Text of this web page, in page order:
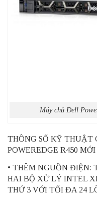
Máy chủ Dell
THÔNG SỐ KỸ THUẬT
POWEREDGE R450 MỚI
• THÊM NGUỒN ĐIỆN:
HAI BỘ XỬ LÝ INTEL
THỨ 3 VỚI TỐI ĐA 24